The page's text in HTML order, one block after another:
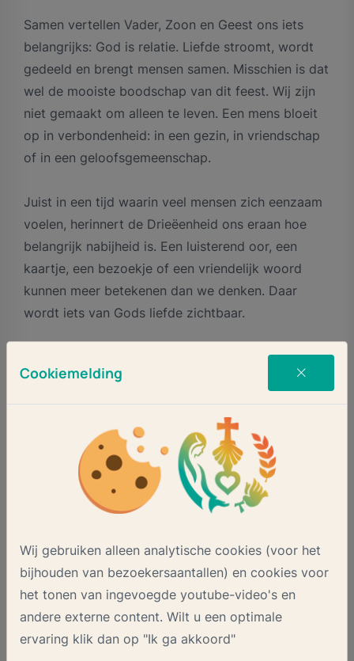
Cookiemelding
Wij gebruiken alleen analytische cookies (voor het
bijhouden van bezoekersaantallen) en cookies voor
het tonen van ingevoegde youtube-video's en
andere externe content. Wilt u een optimale
ervaring klik dan op "Ik ga akkoord"
Samen vertellen Vader, Zoon en Geest ons iets
belangrijks: God is relatie. Liefde stroomt, wordt
gedeeld en brengt mensen samen. Misschien is dat
wel de mooiste boodschap van dit feest. Wij zijn
niet gemaakt om alleen te leven. Een mens bloeit
op in verbondenheid: in een gezin, in vriendschap
of in een geloofsgemeenschap.
Juist in een tijd waarin veel mensen zich eenzaam
voelen, herinnert de Drieëenheid ons eraan hoe
belangrijk nabijheid is. Een luisterend oor, een
kaartje, een bezoekje of een vriendelijk woord
kunnen meer betekenen dan we denken. Daar
wordt iets van Gods liefde zichtbaar.
Dit feest nodigt ons uit om zelf ook mensen van
verbinding te zijn. Niet perfect, maar wel open
voor elkaar. Want waar liefde gedeeld wordt, waar
mensen elkaar dragen en ruimte geven, daar
mogen we iets ervaren van Gods aanwezigheid
midden onder ons.
Patrick Kuipers, pastoor